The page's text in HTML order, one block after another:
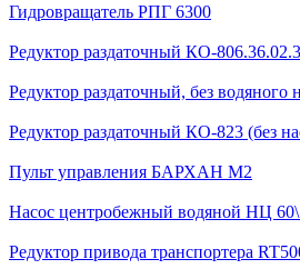
Гидровращатель РПГ 6300
Редуктор раздаточный КО-
Редуктор раздаточный, без
Редуктор раздаточный КО-823 (без
Пульт управления БАРХАН М2
Насос центробежный водяной НЦ
Редуктор привода транспортера